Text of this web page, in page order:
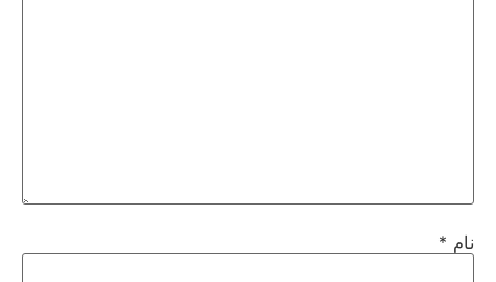
نام *